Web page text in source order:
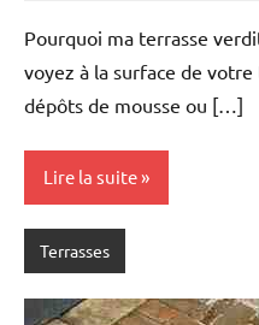
Pourquoi ma terrasse
voyez à la surface de
dépôts de mousse ou […]
Lire la suite
Terrasses